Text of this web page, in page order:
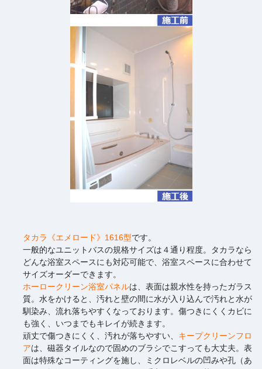
タカラ《エメロード》1616型です。
一般的なユニットバスの規格サイズは４通り程度。タカラなら
どんな浴室スペースにも対応可能で、浴室スペースに合わせて
サイズオーダーできます。
ホーロークリーン浴室パネルは、表面は親水性を持ったガラス
質。水をかけると、汚れと壁の間に水が入り込んで汚れと水が
馴染み、流れ落ちやすくなっております。傷つきにくくカビに
も強く、いつまでもキレイが続きます。
頑丈で傷つきにくく、汚れが落ちやすい、 キープクリーンフロ
アは、磁器タイルなので固めのブラシでこすっても大丈夫。表
面は特殊なコーティングを施し、ミクロレベルの凹みや孔（あ